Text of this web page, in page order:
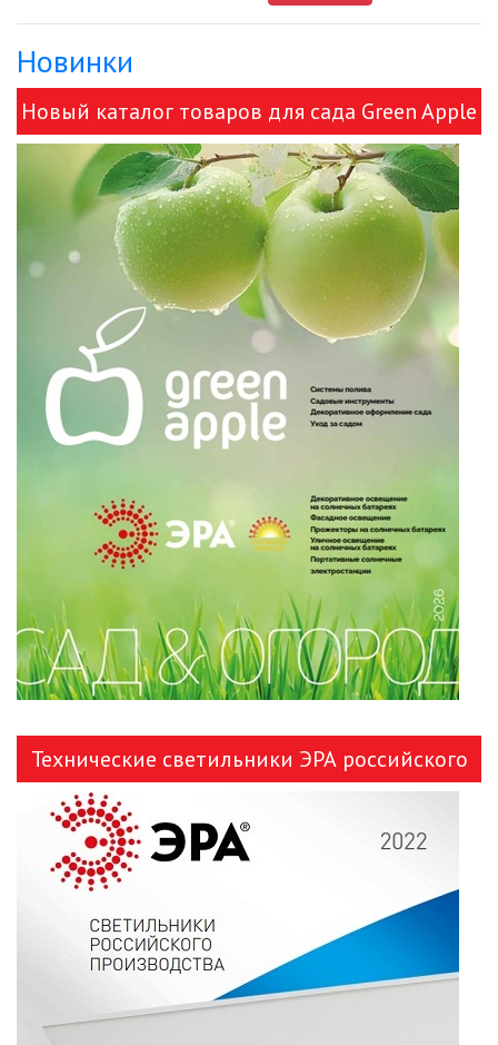
ДЕКОРАТИВНЫЕ СВЕТИЛЬНИКИ
ИЗОЛЯЦИОННАЯ ЛЕНТА
ИНФРАКРАСНЫЕ ЛАМПЫ
ИСТОЧНИКИ СВЕТА
КАБЕЛЕНЕСУЩИЕ СИСТЕМЫ
КАБЕЛЬ
КЛЕЙКИЕ ЛЕНТЫ
ЛИНЕЙНЫЕ СВЕТОДИОДНЫЕ
СВЕТИЛЬНИКИ
ЛЮСТРЫ
МОДУЛЬНЫЕ СИСТЕМЫ
ОСВЕЩЕНИЯ (LED МОДУЛИ)
НАСТОЛЬНЫЕ СВЕТИЛЬНИКИ
НИЗКОВОЛЬТНОЕ
НОВОГОДНЕЕ ОСВЕЩЕНИЕ
ОТВЕРТКИ
ПАЯЛЬНОЕ ОБОРУДОВАНИЕ
Новинки
Новый каталог товаров для сада Green Apple
и ЭРА!
Технические светильники ЭРА российского